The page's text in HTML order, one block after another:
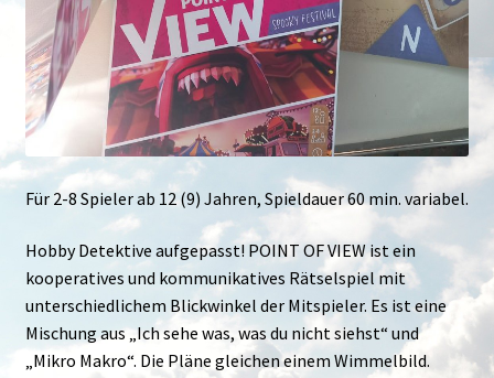
Für 2-8 Spieler ab 12 (9) Jahren, Spieldauer 60 min. variabel.
Hobby Detektive aufgepasst! POINT OF VIEW ist ein
kooperatives und kommunikatives Rätselspiel mit
unterschiedlichem Blickwinkel der Mitspieler. Es ist eine
Mischung aus „Ich sehe was, was du nicht siehst“ und
„Mikro Makro“. Die Pläne gleichen einem Wimmelbild.